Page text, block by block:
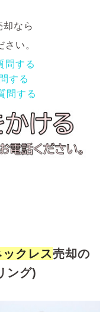
却なら
い。
問する
する
問する
クレス売却の
ング)